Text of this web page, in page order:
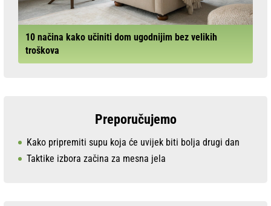
10 načina kako učiniti dom ugodnijim bez velikih
troškova
Preporučujemo
Kako pripremiti supu koja će uvijek biti bolja drugi dan
Taktike izbora začina za mesna jela